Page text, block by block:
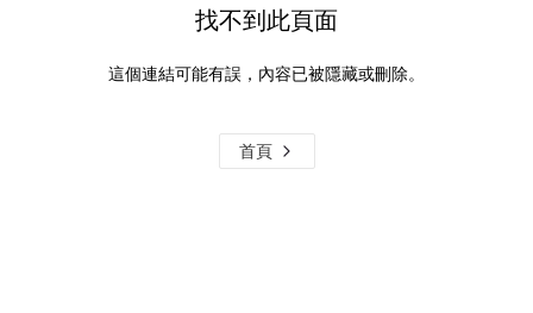
找不到此頁面
這個連結可能有誤，內容已被隱藏或刪除。
首頁